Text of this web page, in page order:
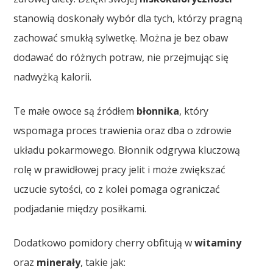
stanowią doskonały wybór dla tych, którzy pragną
zachować smukłą sylwetkę. Można je bez obaw
dodawać do różnych potraw, nie przejmując się
nadwyżką kalorii.
Te małe owoce są źródłem błonnika, który
wspomaga proces trawienia oraz dba o zdrowie
układu pokarmowego. Błonnik odgrywa kluczową
rolę w prawidłowej pracy jelit i może zwiększać
uczucie sytości, co z kolei pomaga ograniczać
podjadanie między posiłkami.
Dodatkowo pomidory cherry obfitują wwitaminy
oraz minerały, takie jak: